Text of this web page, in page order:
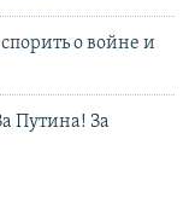
о войне и
Путина! За